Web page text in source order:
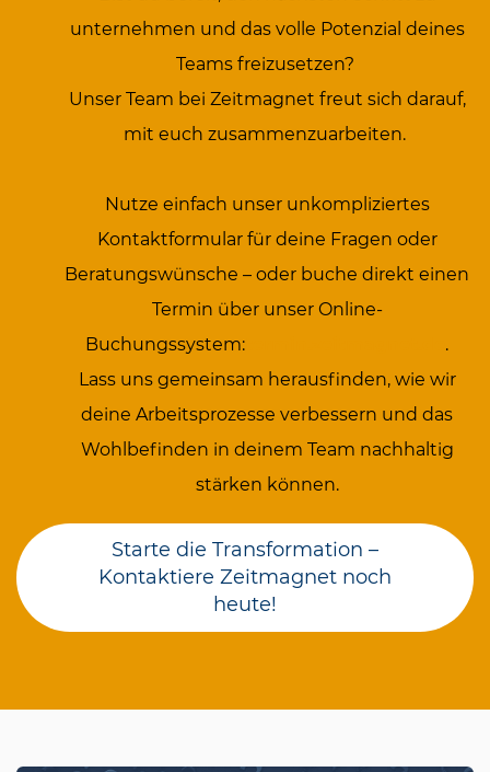
unternehmen und das volle Potenzial deines
Teams freizusetzen?
Unser Team bei Zeitmagnet freut sich darauf,
mit euch zusammenzuarbeiten.
Nutze einfach unser unkompliziertes
Kontaktformular für deine Fragen oder
Beratungswünsche – oder buche direkt einen
Termin über unser Online-
Buchungssystem:
.
Lass uns gemeinsam herausfinden, wie wir
deine Arbeitsprozesse verbessern und das
Wohlbefinden in deinem Team nachhaltig
stärken können.
Starte die Transformation –
Kontaktiere Zeitmagnet noch
heute!